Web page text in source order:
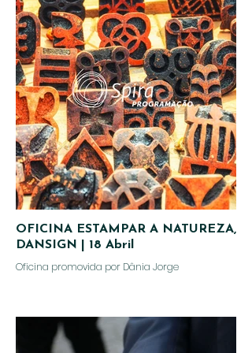
OFICINA ESTAMPAR A NATUREZA,
DANSIGN | 18 Abril
Oficina promovida por Dânia Jorge